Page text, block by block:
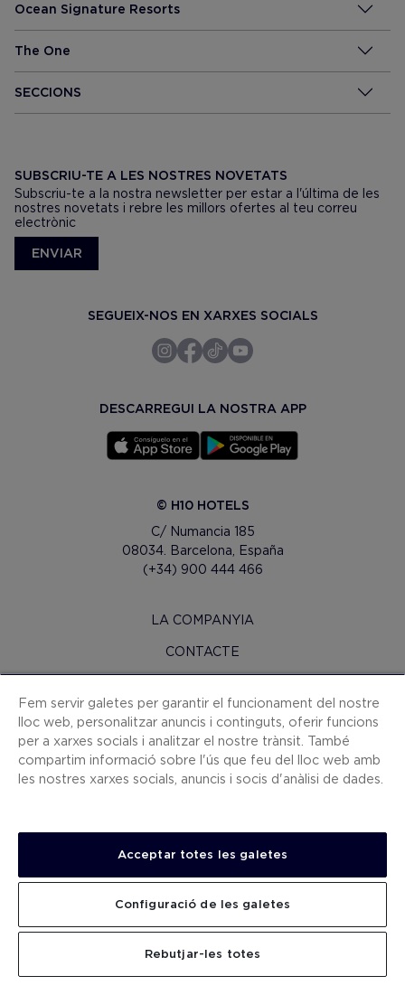
CERCAR
Ocean Signature Resorts
The One
SECCIONS
SUBSCRIU-TE A LES NOSTRES NOVETATS
Subscriu-te a la nostra newsletter per estar a l'última de les
nostres novetats i rebre les millors ofertes al teu correu
electrònic
ENVIAR
SEGUEIX-NOS EN XARXES SOCIALS
DESCARREGUI LA NOSTRA APP
© H10 HOTELS
C/ Numancia 185
08034. Barcelona, España
(+34) 900 444 466
LA COMPANYIA
CONTACTE
SALA DE PREMSA
MAPA WEB
CONDICIONS CONTRACTACIÓ
CANAL DE DENÚNCIES
TREBALLA AMB NOSALTRES
.....
Fem servir galetes per garantir el funcionament del nostre
lloc web, personalitzar anuncis i continguts, oferir funcions
per a xarxes socials i analitzar el nostre trànsit. També
compartim informació sobre l'ús que feu del lloc web amb
les nostres xarxes socials, anuncis i socis d'anàlisi de dades.
Acceptar totes les galetes
Rebutjar-les totes
Configuració de les galetes